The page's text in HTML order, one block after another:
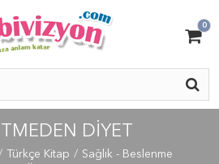
0
DIYET
Türkçe Kitap
Sağlık - Beslenme